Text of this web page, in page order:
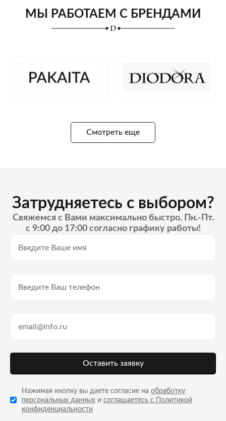
МЫ РАБОТАЕМ С БРЕНДАМИ
Смотреть еще
Затрудняетесь с выбором?
Свяжемся с Вами максимально быстро, Пн.-Пт.
с 9:00 до 17:00 согласно графику работы!
Оставить заявку
Нажимая кнопку вы даете согласие на обработку
персональных данных и соглашаетесь с Политикой
конфиденциальности